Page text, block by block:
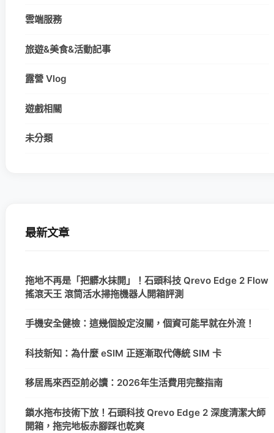
雲端服務
旅遊&美食&活動記事
露營 Vlog
遊戲相關
未分類
最新文章
拖地不再是「把髒水抹開」！石頭科技 Qrevo Edge 2 Flow
搖滾天王 滾筒活水掃拖機器人開箱評測
手機安全健檢：這幾個設定沒關，個資可能早就在外流！
科技新知：為什麼 eSIM 正逐漸取代傳統 SIM 卡
移居馬來西亞前必讀：2026年生活費用完整指南
鎖水拖布技術下放！石頭科技 Qrevo Edge 2 深度清潔大師
開箱，拖完地板赤腳踩也乾爽